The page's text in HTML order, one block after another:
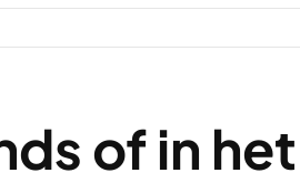
of in